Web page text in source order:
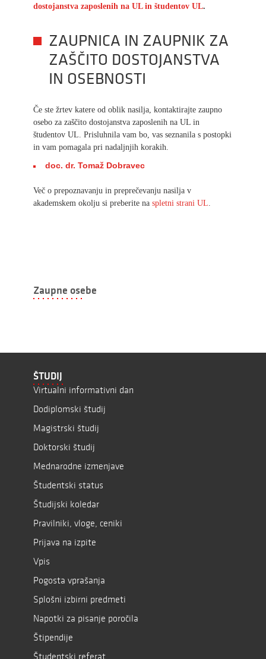
dostojanstva zaposlenih na UL in študentov UL.
ZAUPNICA IN ZAUPNIK ZA
ZAŠČITO DOSTOJANSTVA
IN OSEBNOSTI
Če ste žrtev katere od oblik nasilja, kontaktirajte zaupno
osebo za zaščito dostojanstva zaposlenih na UL in
študentov UL. Prisluhnila vam bo, vas seznanila s postopki
in vam pomagala pri nadaljnjih korakih.
doc. dr. Tomaž Dobravec
Več o prepoznavanju in preprečevanju nasilja v
akademskem okolju si preberite na spletni strani UL.
Zaupne osebe
ŠTUDIJ
Virtualni informativni dan
Dodiplomski študij
Magistrski študij
Doktorski študij
Mednarodne izmenjave
Študentski status
Študijski koledar
Pravilniki, vloge, ceniki
Prijava na izpite
Vpis
Pogosta vprašanja
Splošni izbirni predmeti
Napotki za pisanje poročila
Štipendije
Študentski referat